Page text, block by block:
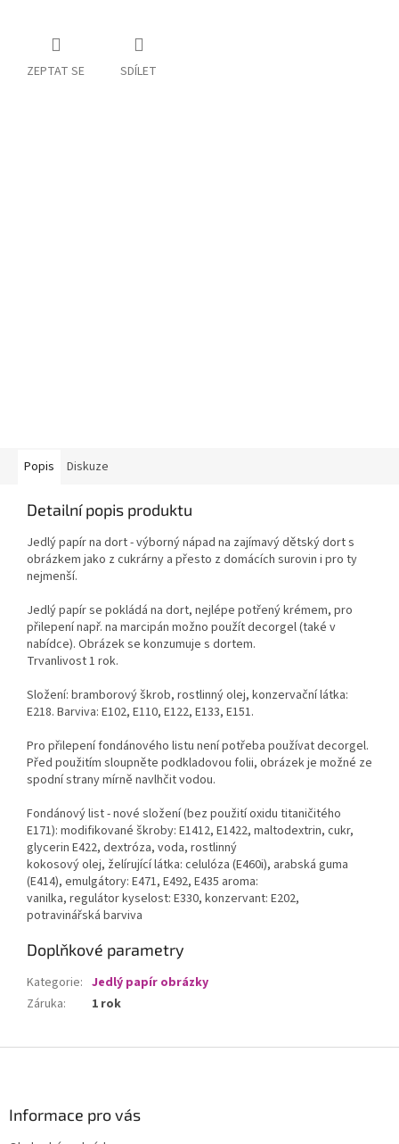
ZEPTAT SE SDÍLET
Popis Diskuze
Detailní popis produktu
Jedlý papír na dort - výborný nápad na zajímavý dětský dort s
obrázkem jako z cukrárny a přesto z domácích surovin i pro ty
nejmenší.
Jedlý papír se pokládá na dort, nejlépe potřený krémem, pro
přilepení např. na marcipán možno použít decorgel (také v
nabídce). Obrázek se konzumuje s dortem.
Trvanlivost 1 rok.
Složení: bramborový škrob, rostlinný olej, konzervační látka:
E218. Barviva: E102, E110, E122, E133, E151.
Pro přilepení fondánového listu není potřeba používat decorgel.
Před použitím sloupněte podkladovou folii, obrázek je možné ze
spodní strany mírně navlhčit vodou.
Fondánový list - nové složení (bez použití oxidu titaničitého
E171): modifikované škroby: E1412, E1422, maltodextrin, cukr,
glycerin E422, dextróza, voda, rostlinný
kokosový olej, želírující látka: celulóza (E460i), arabská guma
(E414), emulgátory: E471, E492, E435 aroma:
vanilka, regulátor kyselost: E330, konzervant: E202,
potravinářská barviva
Doplňkové parametry
Kategorie: Jedlý papír obrázky
Záruka: 1 rok
Informace pro vás